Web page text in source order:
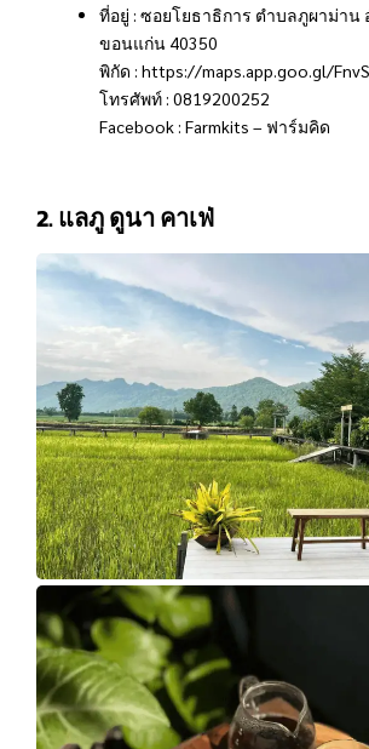
ที่อยู่ : ซอยโยธาธิการ ตำบลภูผาม่าน
ขอนแก่น 40350
พิกัด : https://maps.app.goo.gl/
โทรศัพท์ : 0819200252
Facebook : Farmkits – ฟาร์มคิด
2. แลภู ดูนา คาเฟ่